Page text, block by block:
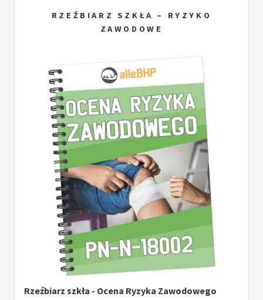
RZEŹBIARZ SZKŁA – RYZYKO
ZAWODOWE
Rzeźbiarz szkła - Ocena Ryzyka Zawodowego